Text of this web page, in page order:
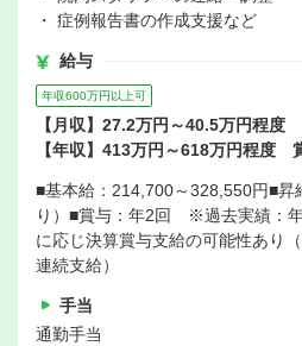
・ 症例報告書の作成支援など
給与
年収600万円以上可
【月収】27.2万円～40.5万円程度
【年収】413万円～618万円程度
■基本給：214,700～328,550円■昇
り）■賞与：年2回 ※過去実績：
に応じ決算賞与支給の可能性あり
連続支給）
手当
通勤手当